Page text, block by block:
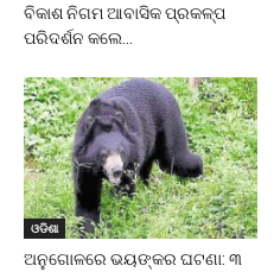
ବିକାଶ ନିଗମ ଆବାସିକ ପ୍ରକଳ୍ପ
ପରିଦର୍ଶନ କଲେ...
ଓଡିଶା
ଅନୁଗୋଳରେ ଭୟଙ୍କର ଘଟଣା: ୩